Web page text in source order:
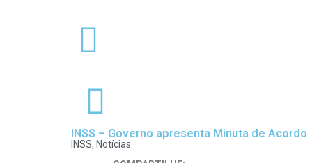
INSS – Governo apresenta Minuta de Acordo
INSS, Notícias